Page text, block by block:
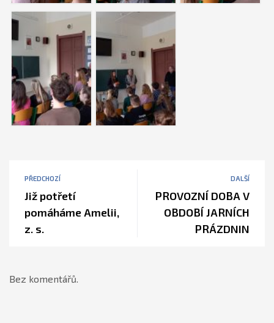
PŘEDCHOZÍ
Již potřetí
pomáháme Amelii,
z. s.
DALŠÍ
PROVOZNÍ DOBA V
OBDOBÍ JARNÍCH
PRÁZDNIN
Bez komentářů.